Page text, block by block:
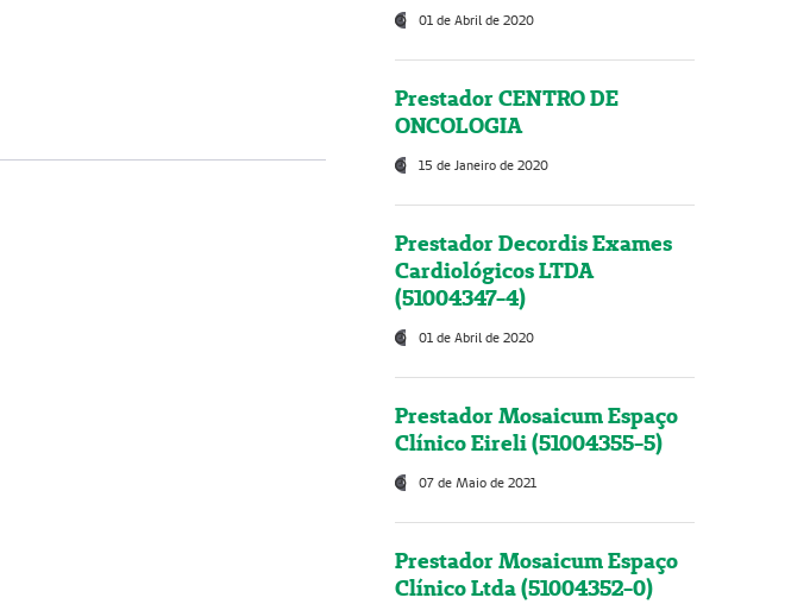
01 de Abril de 2020
Prestador CENTRO DE
ONCOLOGIA
15 de Janeiro de 2020
Prestador Decordis Exames
Cardiológicos LTDA
(51004347-4)
01 de Abril de 2020
Prestador Mosaicum Espaço
Clínico Eireli (51004355-5)
07 de Maio de 2021
Prestador Mosaicum Espaço
Clínico Ltda (51004352-0)